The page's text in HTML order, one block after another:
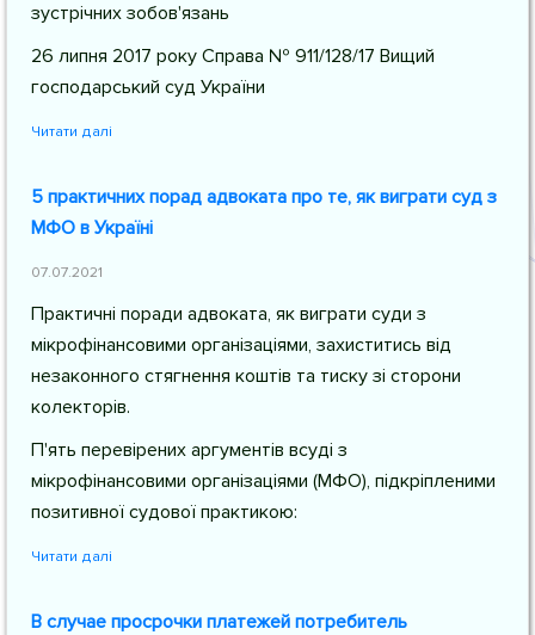
зустрічних зобов'язань
26 липня 2017 року Справа № 911/128/17 Вищий
господарський суд України
Читати далі
5 практичних порад адвоката про те, як виграти суд з
МФО в Україні
07.07.2021
Практичні поради адвоката, як виграти суди з
мікрофінансовими організаціями, захиститись від
незаконного стягнення коштів та тиску зі сторони
колекторів.
П'ять перевірених аргументів всуді з
мікрофінансовими організаціями (МФО), підкріпленими
позитивної судової практикою:
Читати далі
В случае просрочки платежей потребитель